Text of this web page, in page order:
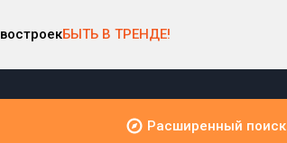
БЫТЬ В ТРЕНДЕ!
Расширенный поиск